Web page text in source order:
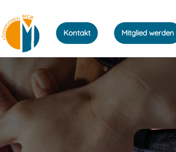
Kontakt Mitglied werden